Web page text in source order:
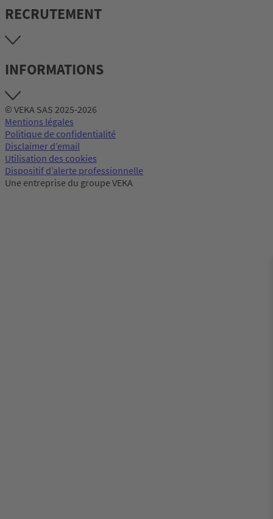
RECRUTEMENT
INFORMATIONS
© VEKA SAS 2025-2026
Mentions légales
Politique de confidentialité
Disclaimer d’email
Utilisation des cookies
Dispositif d’alerte professionnelle
Une entreprise du groupe VEKA